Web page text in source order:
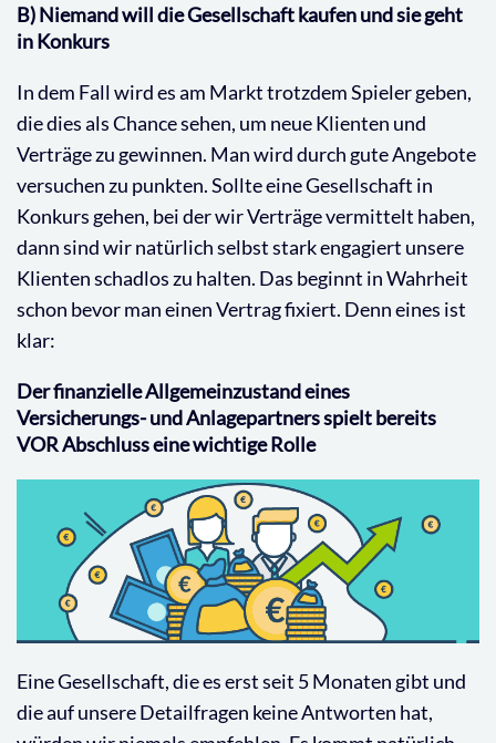
B) Niemand will die Gesellschaft kaufen und sie geht
in Konkurs
In dem Fall wird es am Markt trotzdem Spieler geben,
die dies als Chance sehen, um neue Klienten und
Verträge zu gewinnen. Man wird durch gute Angebote
versuchen zu punkten. Sollte eine Gesellschaft in
Konkurs gehen, bei der wir Verträge vermittelt haben,
dann sind wir natürlich selbst stark engagiert unsere
Klienten schadlos zu halten. Das beginnt in Wahrheit
schon bevor man einen Vertrag fixiert. Denn eines ist
klar:
Der finanzielle Allgemeinzustand eines
Versicherungs- und Anlagepartners spielt bereits
VOR Abschluss eine wichtige Rolle
Eine Gesellschaft, die es erst seit 5 Monaten gibt und
die auf unsere Detailfragen keine Antworten hat,